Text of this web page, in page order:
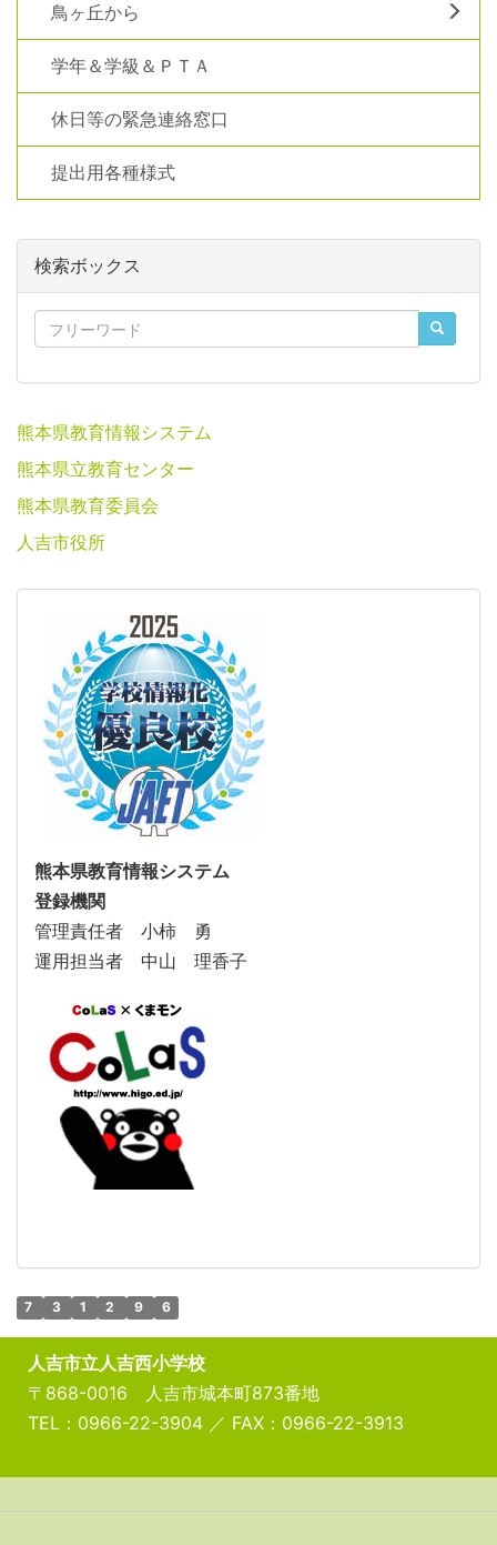
鳥ヶ丘から
学年＆学級＆ＰＴＡ
休日等の緊急連絡窓口
提出用各種様式
検索ボックス
熊本県教育情報システム
熊本県立教育センター
熊本県教育委員会
人吉市役所
熊本県教育情報システム
登録機関
管理責任者 小柿 勇
運用担当者 中山 理香子
7 3 1 2 9 6
人吉市立人吉西小学校
〒868-0016 人吉市城本町873番地
TEL：0966-22-3904 ／ FAX：0966-22-3913